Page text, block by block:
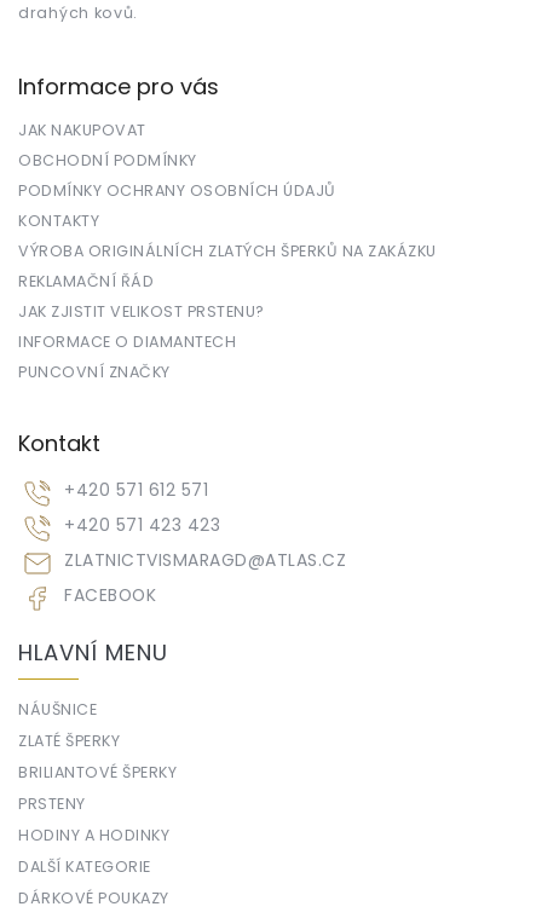
drahých kovů.
Informace pro vás
JAK NAKUPOVAT
OBCHODNÍ PODMÍNKY
PODMÍNKY OCHRANY OSOBNÍCH ÚDAJŮ
KONTAKTY
VÝROBA ORIGINÁLNÍCH ZLATÝCH ŠPERKŮ NA ZAKÁZKU
REKLAMAČNÍ ŘÁD
JAK ZJISTIT VELIKOST PRSTENU?
INFORMACE O DIAMANTECH
PUNCOVNÍ ZNAČKY
Kontakt
ZLATNICTVISMARAGD@ATLAS.CZ
+420 571 612 571
+420 571 423 423
FACEBOOK
HLAVNÍ MENU
NÁUŠNICE
ZLATÉ ŠPERKY
BRILIANTOVÉ ŠPERKY
PRSTENY
HODINY A HODINKY
DALŠÍ KATEGORIE
DÁRKOVÉ POUKAZY